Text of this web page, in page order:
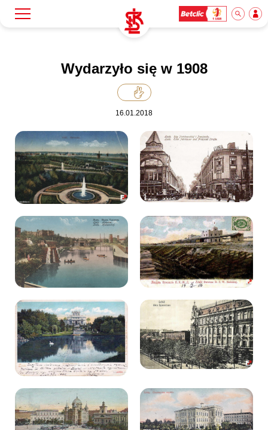
Bilety
Akademia
Biznes
Dla mediów
Kibice
Wydarzyło się w 1908
16.01.2018